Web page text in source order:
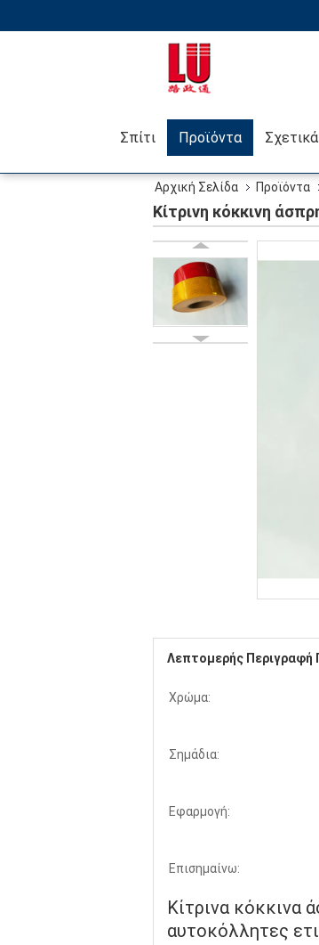
Σπίτι Προϊόντα
Αρχική Σελίδα Προϊόντα
Κίτρινη κόκκινη
Λεπτομερής Περιγραφή
Χρώμα:
Σημάδια:
Εφαρμογή:
Επισημαίνω:
Κίτρινα κόκκινα
αυτοκόλλητες